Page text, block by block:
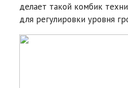
делает такой комбик
для регулировки уровня